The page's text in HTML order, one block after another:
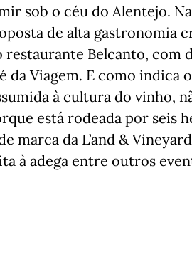
sob o céu do Alentejo.
de alta gastronomia
Belcanto, com
da Viagem. E como
à cultura do vinho,
está rodeada por seis
marca da L’and &
à adega entre outros